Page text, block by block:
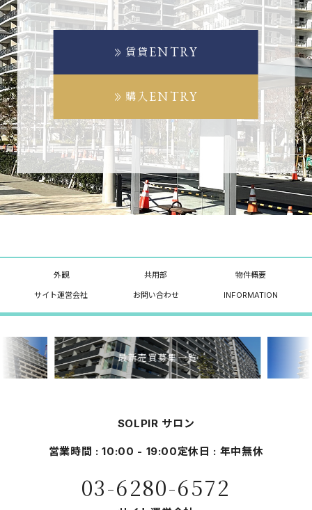
賃貸 ENTRY
購入 ENTRY
外観 共用部 物件概要
サイト運営会社 お問い合わせ INFORMATION
最新売買募集一覧
SOLPIR サロン
営業時間 : 10:00 - 19:00定休日 : 年中無休
03-6280-6572